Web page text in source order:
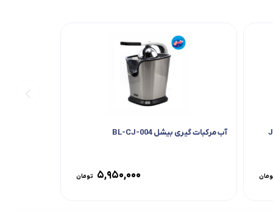
آب مرکبات گیری بیشل BL-CJ-004
۵,۹۵۰,۰۰۰ تومان